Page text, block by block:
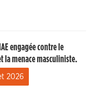
engagée contre le
la menace masculiniste.
2026